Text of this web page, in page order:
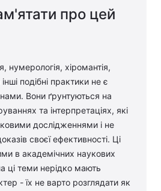
про цей
нумерологія, хіромантія,
подібні практики не є
Вони ґрунтуються на
та інтерпретаціях, які
дослідженнями і не
своєї ефективності. Ці
в академічних наукових
ці теми нерідко мають
- їх не варто розглядати як